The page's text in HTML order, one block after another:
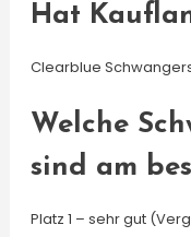
Hat
Clearblue
Welche
sind am
Platz 1 – sehr gut